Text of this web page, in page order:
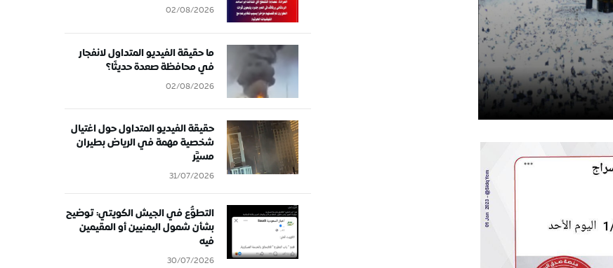
02/08/2026
ما حقيقة الفيديو المتداول لانفجار
في محافظة صعدة حديثًا؟
02/08/2026
حقيقة الفيديو المتداول حول اغتيال
شخصية مهمة في الرياض بطيران
مسيَّر
31/07/2026
التطوُّع في الجيش الكويتي: توضيح
بشأن شمول اليمنيين أو المقيمين
فيه
30/07/2026